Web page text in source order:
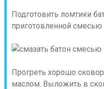
Подготовить ломтики
приготовленной смесью
Прогреть хорошо
маслом. Выложить в